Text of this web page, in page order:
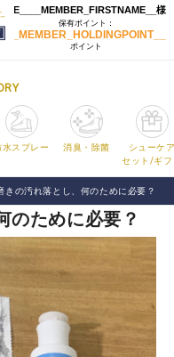
水スプレー 消臭・除菌
シューケ
セット/ギフ
きの汚れ落とし、何のために必要？
のために必要？